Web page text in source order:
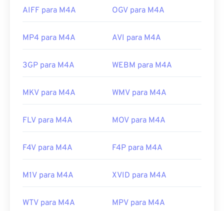
AIFF para M4A OGV para M4A
MP4 para M4A AVI para M4A
3GP para M4A WEBM para M4A
MKV para M4A WMV para M4A
FLV para M4A MOV para M4A
F4V para M4A F4P para M4A
M1V para M4A XVID para M4A
WTV para M4A MPV para M4A